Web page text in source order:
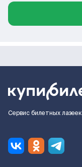
Сервис билетных лазеек